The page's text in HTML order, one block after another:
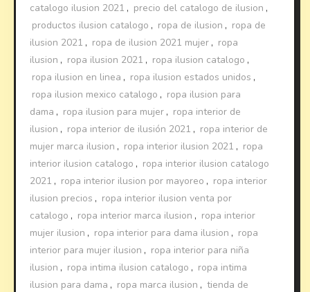
catalogo ilusion 2021 , precio del catalogo de ilusion ,
productos ilusion catalogo , ropa de ilusion , ropa de
ilusion 2021 , ropa de ilusion 2021 mujer , ropa
ilusion , ropa ilusion 2021 , ropa ilusion catalogo ,
ropa ilusion en linea , ropa ilusion estados unidos ,
ropa ilusion mexico catalogo , ropa ilusion para
dama , ropa ilusion para mujer , ropa interior de
ilusion , ropa interior de ilusión 2021 , ropa interior de
mujer marca ilusion , ropa interior ilusion 2021 , ropa
interior ilusion catalogo , ropa interior ilusion catalogo
2021 , ropa interior ilusion por mayoreo , ropa interior
ilusion precios , ropa interior ilusion venta por
catalogo , ropa interior marca ilusion , ropa interior
mujer ilusion , ropa interior para dama ilusion , ropa
interior para mujer ilusion , ropa interior para niña
ilusion , ropa intima ilusion catalogo , ropa intima
ilusion para dama , ropa marca ilusion , tienda de